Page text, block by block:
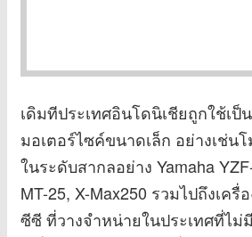
เดิมทีประเทศอินโดนิเชียถูกใช้เป็
มอเตอร์ไซค์ขนาดเล็ก อย่างเช่น
ในระดับสากลอย่าง Yamaha
MT-25, X-Max250 รวมไปถึงเค
ซีซี ที่วางจำหน่ายในประเทศที่ไม่